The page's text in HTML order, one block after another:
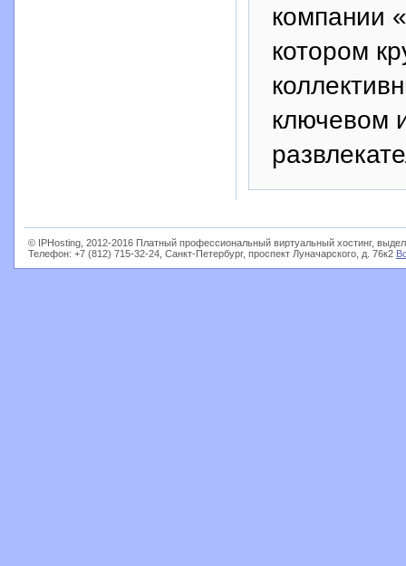
компании
котором
ключевом
© IPHosting, 2012-2016 Платный профессиональный виртуальный хостинг,
Телефон: +7 (812) 715-32-24, Санкт-Петербург, проспект Луначарского, д. 76к2